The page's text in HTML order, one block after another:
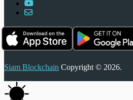
Siam Blockchain Copyright © 2026.